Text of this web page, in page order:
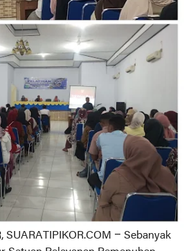
SUARATIPIKOR.COM – Sebanyak